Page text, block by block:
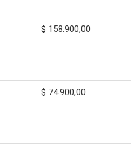
$ 158.900,00
$ 74.900,00